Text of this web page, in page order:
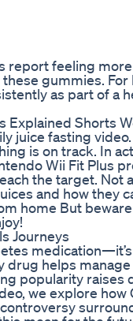
report feeling
gummies. For
as part of a
Explained Shorts
juice fasting
is on track. In
Wii Fit Plus
the target. Not
and how they
home But
Journeys
drug helps
popularity raises
we explore